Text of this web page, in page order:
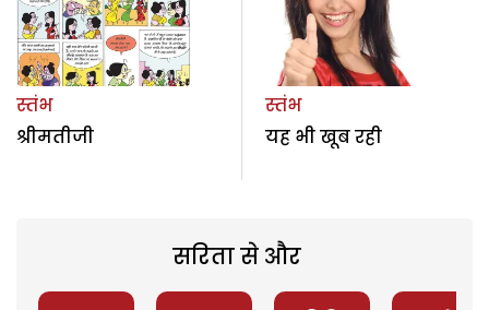
स्तंभ
श्रीमतीजी
स्तंभ
यह भी खूब रही
सरिता से और